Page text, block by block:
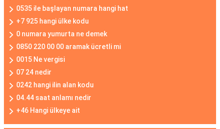
0535 ile başlayan numara hangi hat
+7 925 hangi ülke kodu
0 numara yumurta ne demek
0850 220 00 00 aramak ücretli mi
0015 Ne vergisi
07 24 nedir
0242 hangi ilin alan kodu
04.44 saat anlamı nedir
+46 Hangi ülkeye ait